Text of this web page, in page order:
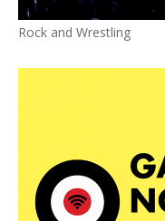
Rock and Wrestling